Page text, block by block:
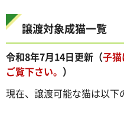
譲渡対象成猫一覧
令和8年7月14日更新 （子
ご覧下さい。 ）
現在、譲渡可能な猫は以下